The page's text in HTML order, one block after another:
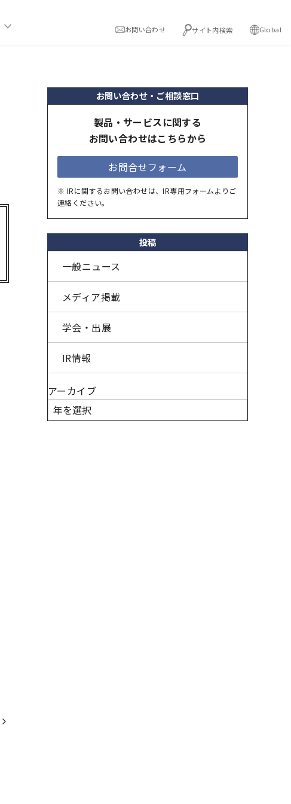
お問い合わせ サイト内検索 Global
お問い合わせ・ご相談窓口
製品・サービスに関する
お問い合わせはこちらから
お問合せフォーム
※ IRに関するお問い合わせは、IR専用フォームよりご
連絡ください。
投稿
一般ニュース
メディア掲載
学会・出展
IR情報
アーカイブ